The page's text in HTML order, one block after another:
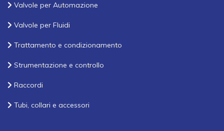
Valvole per Automazione
Valvole per Fluidi
Trattamento e condizionamento
Strumentazione e controllo
Raccordi
Tubi, collari e accessori